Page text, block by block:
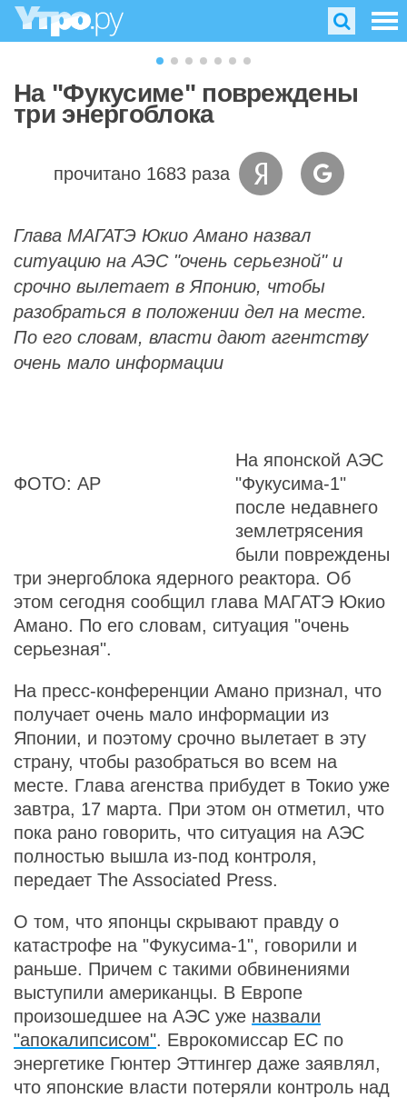
На "Фукусиме" повреждены
три энергоблока
прочитано 1683 раза
Глава МАГАТЭ Юкио Амано назвал
ситуацию на АЭС "очень серьезной" и
срочно вылетает в Японию, чтобы
разобраться в положении дел на месте.
По его словам, власти дают агентству
очень мало информации
ФОТО: AP
На японской АЭС
"Фукусима-1"
после недавнего
землетрясения
были повреждены
три энергоблока ядерного реактора. Об
этом сегодня сообщил глава МАГАТЭ Юкио
Амано. По его словам, ситуация "очень
серьезная".
На пресс-конференции Амано признал, что
получает очень мало информации из
Японии, и поэтому срочно вылетает в эту
страну, чтобы разобраться во всем на
месте. Глава агенства прибудет в Токио уже
завтра, 17 марта. При этом он отметил, что
пока рано говорить, что ситуация на АЭС
полностью вышла из-под контроля,
передает The Associated Press.
О том, что японцы скрывают правду о
катастрофе на "Фукусима-1", говорили и
раньше. Причем с такими обвинениями
выступили американцы. В Европе
произошедшее на АЭС уже назвали
"апокалипсисом". Еврокомиссар ЕС по
энергетике Гюнтер Эттингер даже заявлял,
что японские власти потеряли контроль над